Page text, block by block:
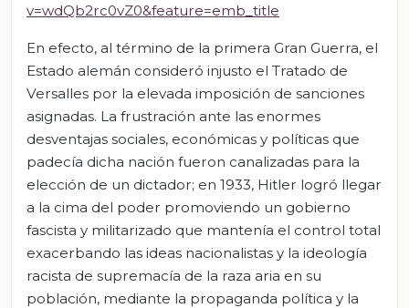
v=wdQb2rc0vZ0&feature=emb_title
En efecto, al término de la primera Gran Guerra, el
Estado alemán consideró injusto el Tratado de
Versalles por la elevada imposición de sanciones
asignadas. La frustración ante las enormes
desventajas sociales, económicas y políticas que
padecía dicha nación fueron canalizadas para la
elección de un dictador; en 1933, Hitler logró llegar
a la cima del poder promoviendo un gobierno
fascista y militarizado que mantenía el control total
exacerbando las ideas nacionalistas y la ideología
racista de supremacía de la raza aria en su
población, mediante la propaganda política y la